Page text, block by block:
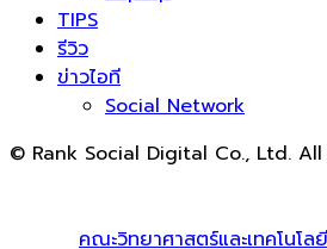
TIPS
รีวิว
ข่าวไอที
Social Network
© Rank Social Digital Co., Ltd.
คณะวิทยาศาสตร์และเทคโนโลยี